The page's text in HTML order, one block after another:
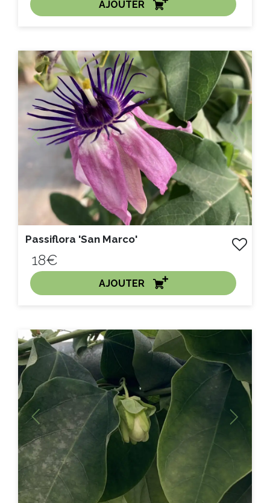
AJOUTER
Litre :
Previous Next
Passiflora 'San Marco'
18€
AJOUTER
Litre :
Previous Next